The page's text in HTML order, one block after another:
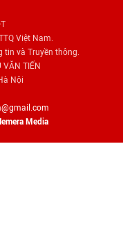
Việt Nam.
tin và Truyền thông.
VĂN TIẾN
Nội
Media